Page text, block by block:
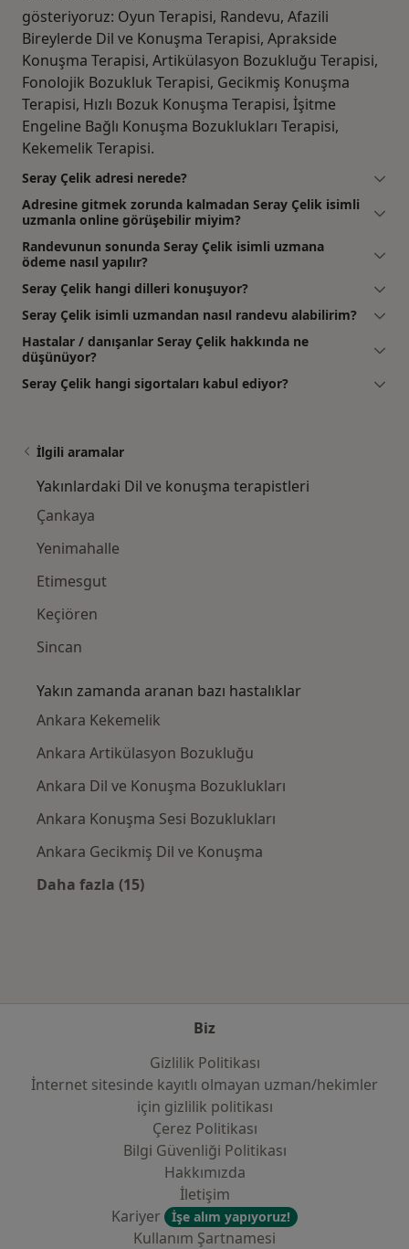
gösteriyoruz: Oyun Terapisi, Randevu, Afazili
Bireylerde Dil ve Konuşma Terapisi, Aprakside
Konuşma Terapisi, Artikülasyon Bozukluğu Terapisi,
Fonolojik Bozukluk Terapisi, Gecikmiş Konuşma
Terapisi, Hızlı Bozuk Konuşma Terapisi, İşitme
Engeline Bağlı Konuşma Bozuklukları Terapisi,
Kekemelik Terapisi.
Seray Çelik adresi nerede?
Adresine gitmek zorunda kalmadan Seray Çelik isimli
uzmanla online görüşebilir miyim?
Randevunun sonunda Seray Çelik isimli uzmana
ödeme nasıl yapılır?
Seray Çelik hangi dilleri konuşuyor?
Seray Çelik isimli uzmandan nasıl randevu alabilirim?
Hastalar / danışanlar Seray Çelik hakkında ne
düşünüyor?
Seray Çelik hangi sigortaları kabul ediyor?
İlgili aramalar
Yakınlardaki Dil ve konuşma terapistleri
Çankaya
Yenimahalle
Etimesgut
Keçiören
Sincan
Yakın zamanda aranan bazı hastalıklar
Ankara Kekemelik
Ankara Artikülasyon Bozukluğu
Ankara Dil ve Konuşma Bozuklukları
Ankara Konuşma Sesi Bozuklukları
Ankara Gecikmiş Dil ve Konuşma
Daha fazla (15)
Biz
Gizlilik Politikası
İnternet sitesinde kayıtlı olmayan uzman/hekimler
i̇çin gizlilik politikası
Çerez Politikası
Bilgi Güvenliği Politikası
Hakkımızda
İletişim
Kariyer
İşe alım yapıyoruz!
Kullanım Şartnamesi